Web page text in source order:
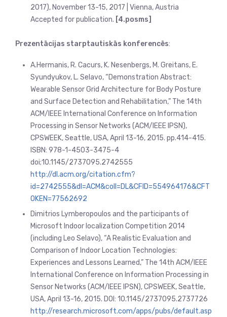
2017), November 13-15, 2017 | Vienna, Austria
Accepted for publication. [4.posms]
Prezentācijas starptautiskās konferencēs:
A.Hermanis, R. Cacurs, K. Nesenbergs, M. Greitans, E.
Syundyukov, L. Selavo, “Demonstration Abstract:
Wearable Sensor Grid Architecture for Body Posture
and Surface Detection and Rehabilitation,” The 14th
ACM/IEEE International Conference on Information
Processing in Sensor Networks (ACM/IEEE IPSN),
CPSWEEK, Seattle, USA, April 13-16, 2015. pp.414-415.
ISBN: 978-1-4503-3475-4
doi;10.1145/2737095.2742555
http://dl.acm.org/citation.cfm?
id=2742555&dl=ACM&coll=DL&CFID=554964176&CFT
OKEN=77562692
Dimitrios Lymberopoulos and the participants of
Microsoft Indoor localization Competition 2014
(including Leo Selavo), “A Realistic Evaluation and
Comparison of Indoor Location Technologies:
Experiences and Lessons Learned,” The 14th ACM/IEEE
International Conference on Information Processing in
Sensor Networks (ACM/IEEE IPSN), CPSWEEK, Seattle,
USA, April 13-16, 2015. DOI: 10.1145/2737095.2737726
http://research.microsoft.com/apps/pubs/default.asp